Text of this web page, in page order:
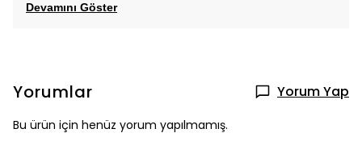
Devamını Göster
Yorumlar Yorum Yap
Bu ürün için henüz yorum yapılmamış.